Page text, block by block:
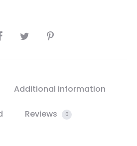
Additional information
Reviews 0